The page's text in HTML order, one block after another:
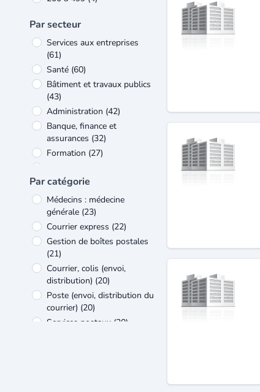
Par secteur
Services aux entreprises
(61)
Santé (60)
Bâtiment et travaux publics
(43)
Administration (42)
Banque, finance et
assurances (32)
Formation (27)
(14)
Industries agro-alimentaires
(13)
Produits de luxe et de
Verre et matériaux de
construction
Par catégorie
Médecins : médecine
générale (23)
Courrier express (22)
Gestion de boîtes postales
(21)
Courrier, colis (envoi,
distribution) (20)
Poste (envoi, distribution du
courrier) (20)
Services postaux (20)